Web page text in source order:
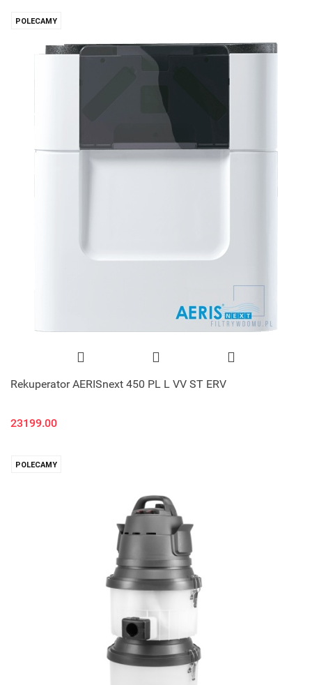
POLECAMY
Rekuperator AERISnext 450 PL L VV ST ERV
23199.00
POLECAMY